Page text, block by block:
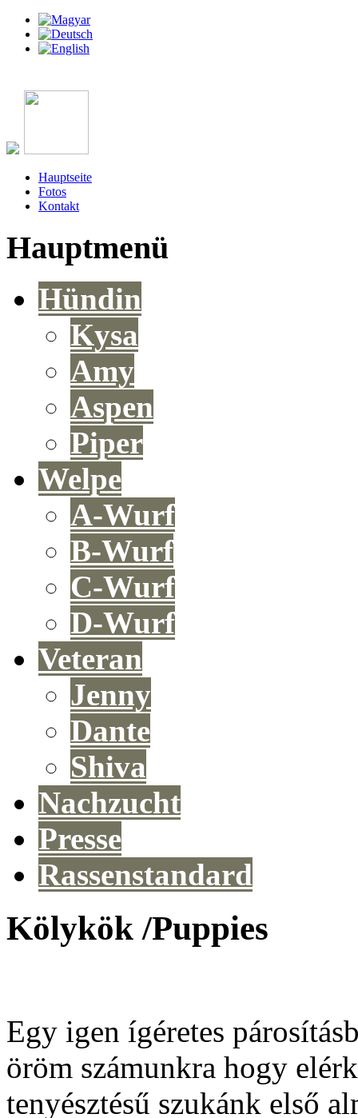
Hauptseite
Fotos
Kontakt
Hauptmenü
Hündin
Kysa
Amy
Aspen
Piper
Welpe
A-Wurf
B-Wurf
C-Wurf
D-Wurf
Veteran
Jenny
Dante
Shiva
Nachzucht
Presse
Rassenstandard
Kölykök /Puppies
Egy igen ígéretes
öröm számunkra hogy
tenyésztésű szukánk első